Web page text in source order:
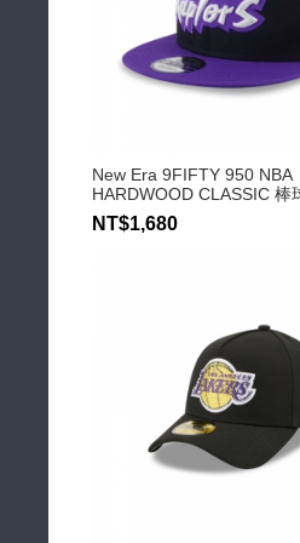
New Era 9FIFTY 950 NBA
HARDWOOD CLASSIC 棒
NT$1,680